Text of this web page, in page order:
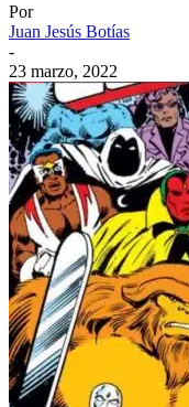
Por
Juan Jesús Botías
-
23 marzo, 2022